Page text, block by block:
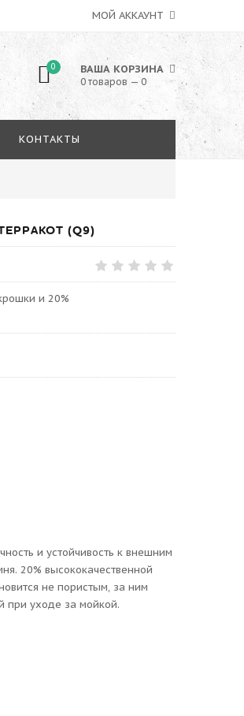
МОЙ АККАУНТ
0 ВАША КОРЗИНА
0 товаров — 0
КОНТАКТЫ
(Q9)
и 20%
и устойчивость к внешним
20% высококачественной
не пористым, за ним
при уходе за мойкой.